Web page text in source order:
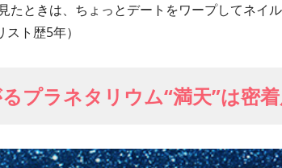
たときは、ちょっとデートをワープしてネイ
スト歴5年）
プラネタリウム“満天”は密